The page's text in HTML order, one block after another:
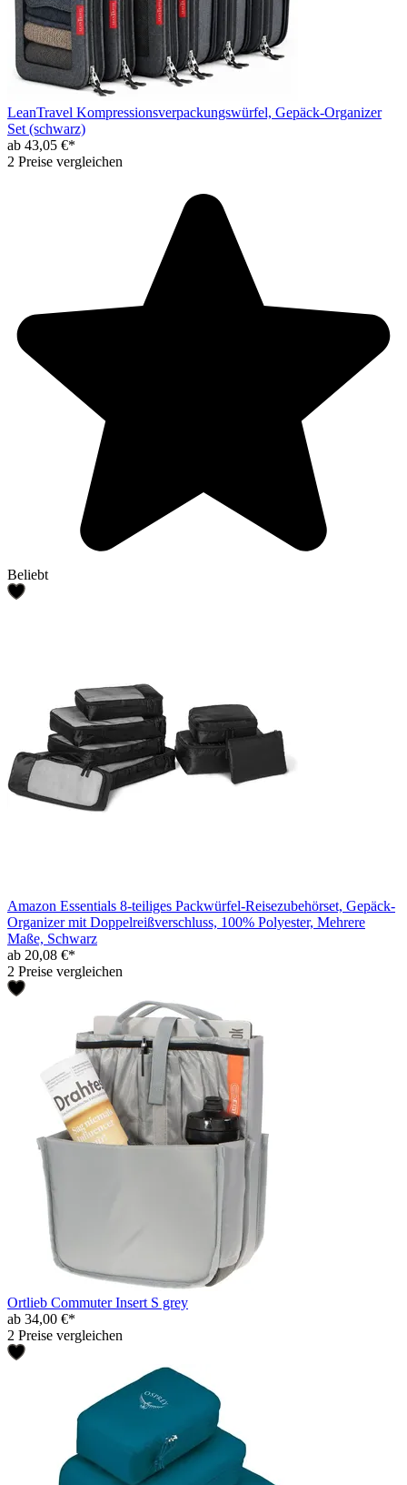
LeanTravel Kompressionsverpackungswürfel, Gepäck-Organizer
Set (schwarz)
ab 43,05 €*
2 Preise vergleichen
Beliebt
Amazon Essentials 8-teiliges Packwürfel-Reisezubehörset, Gepäck-
Organizer mit Doppelreißverschluss, 100% Polyester, Mehrere
Maße, Schwarz
ab 20,08 €*
2 Preise vergleichen
Ortlieb Commuter Insert S grey
ab 34,00 €*
2 Preise vergleichen